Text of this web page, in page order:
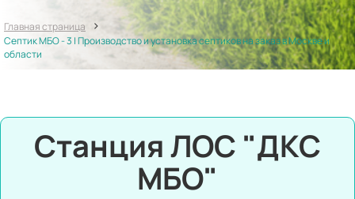
Главная страница >
Септик МБО - 3 | Производство и установка септиков на заказ в Москве и
области
Станция ЛОС "ДКС
МБО"